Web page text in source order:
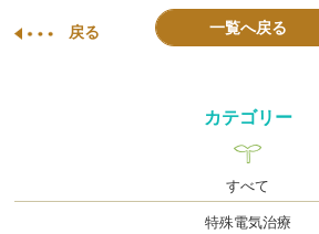
戻る 一覧へ戻る
カテゴリー
すべて
特殊電気治療